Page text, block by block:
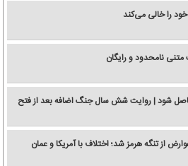
را خالی می‌کند
شود | روایت شش سال جنگ اضافه بعد از فتح
از تنگه هرمز شد؛ اختلاف با آمریکا و عمان